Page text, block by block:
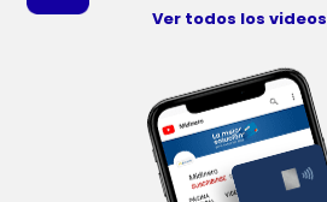
Ver todos los videos